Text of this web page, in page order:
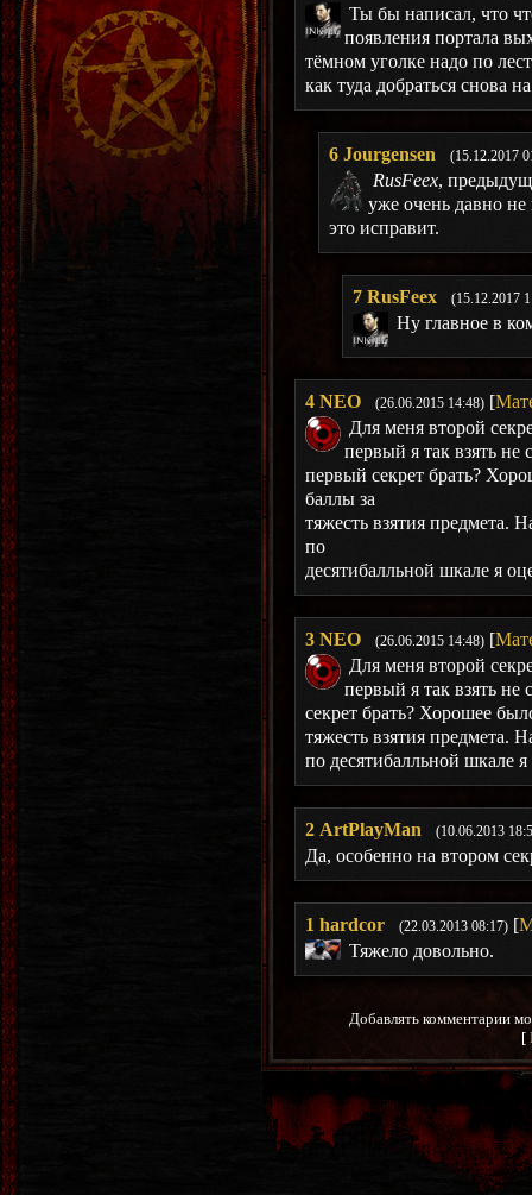
Ты бы написал, что
появления портала
тёмном уголке надо по
как туда добраться снова
6 Jourgensen (15.12.2017
RusFeex,
уже очень давно
это исправит.
7 RusFeex (15.12.2017
Ну главное в
4 NEO (26.06.2015 14:48) [
Для меня второй
первый я так взять
первый секрет брать?
баллы за
тяжесть взятия предмета.
по
десятибалльной шкале я
3 NEO (26.06.2015 14:48) [
Для меня второй
первый я так взять
секрет брать? Хорошее
тяжесть взятия предмета.
по десятибалльной шкале
2 ArtPlayMan (10.06.2013
Да, особенно на втором
1 hardcor (22.03.2013 08:17) [
Тяжело довольно.
Добавлять комментарии
[